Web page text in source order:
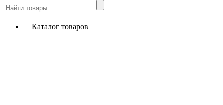
Каталог товаров